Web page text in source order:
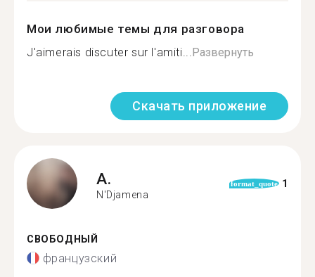
Мои любимые темы для разговора
J'aimerais discuter sur l'amiti...Развернуть
Скачать приложение
A.
N'Djamena
format_quote 1
СВОБОДНЫЙ
французский